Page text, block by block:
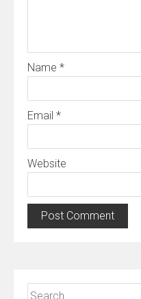
Name *
Email *
Website
Search